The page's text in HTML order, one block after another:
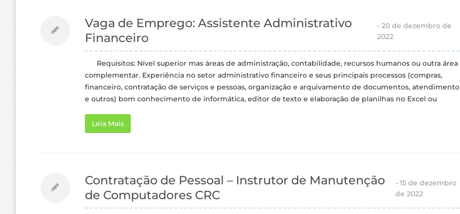
Vaga de Emprego: Assistente Administrativo
Financeiro
-20 de dezembro de
2022
Requisitos: Nível superior mas áreas de administração, contabilidade, recursos humanos ou outra área
complementar. Experiência no setor administrativo financeiro e seus principais processos (compras,
financeiro, contratação de serviços e pessoas, organização e arquivamento de documentos, atendimento
e outros) bom conhecimento de informática, editor de texto e elaboração de planilhas no Excel ou
Leia Mais
Contratação de Pessoal – Instrutor de Manutenção
de Computadores CRC
-15 de dezembro
de 2022